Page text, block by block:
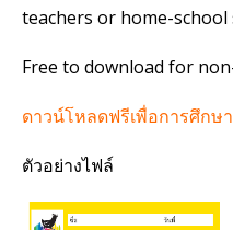
teachers or home-school
Free to download for
ดาวน์โหลดฟรีเพื่อการศึกษ
ตัวอย่างไฟล์